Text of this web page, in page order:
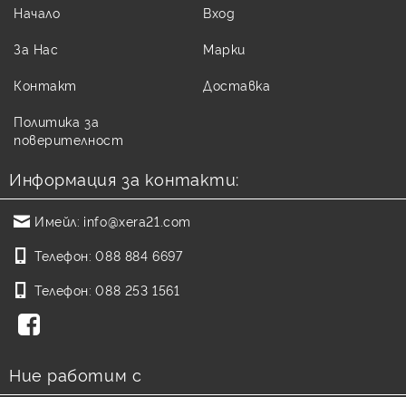
Начало
За Нас
Контакт
Политика за
поверителност
Вход
Марки
Доставка
Информация за контакти:
Имейл: info@xera21.com
Телефон: 088 884 6697
Телефон: 088 253 1561
Ние работим с